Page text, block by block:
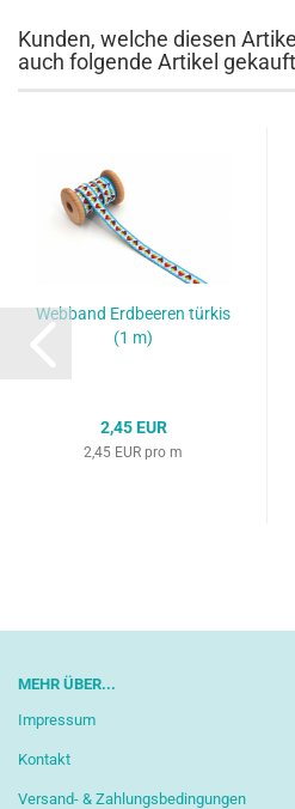
Kunden, welche diesen
auch folgende Artikel
Webband Erdbeeren türkis
(1 m)
2,45 EUR
2,45 EUR pro m
MEHR ÜBER...
Impressum
Kontakt
Versand- & Zahlungsbedingungen